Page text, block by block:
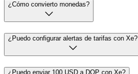
¿Cómo convierto monedas?
¿Puedo configurar alertas de tarifas con Xe?
¿Puedo enviar 100 USD a DOP con Xe?